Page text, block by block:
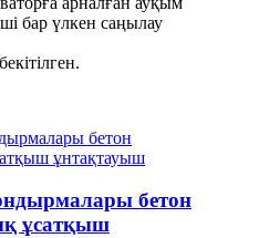
бар үлкен саңылау
бетон
ұсатқыш